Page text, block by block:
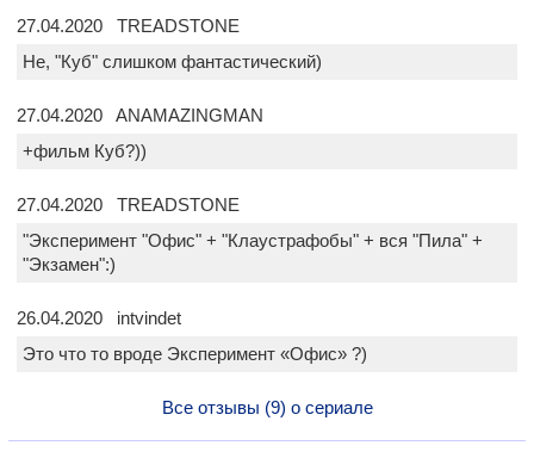
27.04.2020 TREADSTONE
Не, "Куб" слишком фантастический)
27.04.2020 ANAMAZINGMAN
+фильм Куб?))
27.04.2020 TREADSTONE
"Эксперимент "Офис" + "Клаустрафобы" + вся "Пила" +
"Экзамен":)
26.04.2020 intvindet
Это что то вроде Эксперимент «Офис» ?)
Все отзывы (9) о сериале